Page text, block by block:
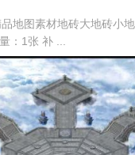
地图素材地砖大地砖小
：1张 补 ...